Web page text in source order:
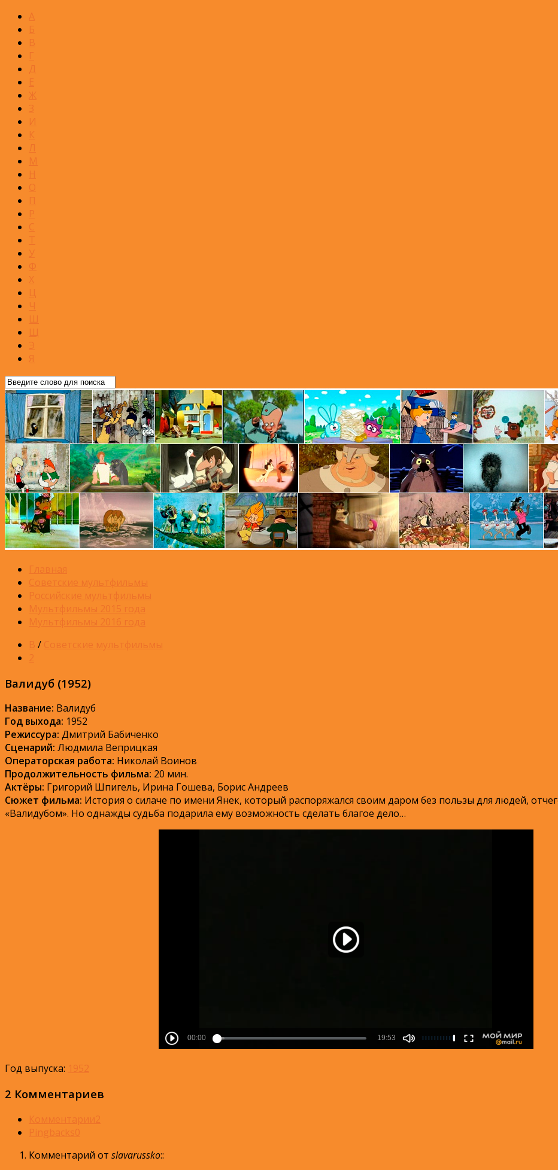
А
Б
В
Г
Д
Е
Ж
З
И
К
Л
М
Н
О
П
Р
С
Т
У
Ф
Х
Ц
Ч
Ш
Щ
Э
Я
Главная
Советские мультфильмы
Российские мультфильмы
Мультфильмы 2015 года
Мультфильмы 2016 года
В / Советские мультфильмы
2
Валидуб (1952)
Название: Валидуб
Год выхода: 1952
Режиссура: Дмитрий Бабиченко
Сценарий: Людмила Веприцкая
Операторская работа: Николай Воинов
Продолжительность фильма: 20 мин.
Актёры: Григорий Шпигель, Ирина Гошева, Борис Андреев
Сюжет фильма: История о силаче по имени Янек, который распоряжался своим даром без пользы для людей,
«Валидубом». Но однажды судьба подарила ему возможность сделать благое дело…
Год выпуска: 1952
2 Комментариев
Комментарии2
Pingbacks0
Комментарий от slavarussko::